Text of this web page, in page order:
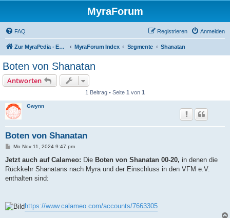
MyraForum
FAQ Anmelden
Registrieren
Zur MyraPedia - Enzyklopädie der Kampagnenwelt MyraForum Index Segmente Shanatan
Boten von Shanatan
Antworten
1 Beitrag • Seite 1 von 1
Gwynn
Boten von Shanatan
B
i
r
a
Mo Nov 11, 2024 9:47 pm
Jetzt auch auf Calameo: Die Boten von Shanatan 00-20, in denen die
Rückkehr Shanatans nach Myra und der Einschluss in den VFM e.V.
enthalten sind:
https://www.calameo.com/accounts/7663305